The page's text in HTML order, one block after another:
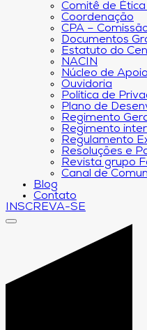
Comitê de
Coordenação
CPA –
Documentos
Estatuto do
NACIN
Núcleo de
Ouvidoria
Política de
Plano de
Regimento
Regimento
Regulamento
Resoluções e
Revista grupo
Canal de
Blog
Contato
INSCREVA-SE